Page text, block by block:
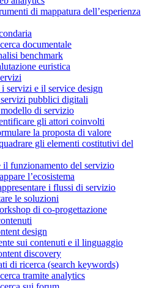
di mappatura dell’esperienza
documentale
benchmark
euristica
servizi e il service design
servizi pubblici digitali
di servizio
gli attori coinvolti
la proposta di valore
gli elementi costitutivi del
il funzionamento del servizio
l’ecosistema
i flussi di servizio
le soluzioni
di co-progettazione
design
sui contenuti e il linguaggio
discovery
di ricerca (search keywords)
tramite analytics